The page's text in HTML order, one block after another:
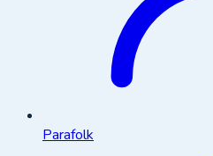
Parafolk